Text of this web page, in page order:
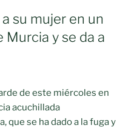
su mujer en un
y se da a
de este miércoles en
acuchillada
que se ha dado a la fuga y